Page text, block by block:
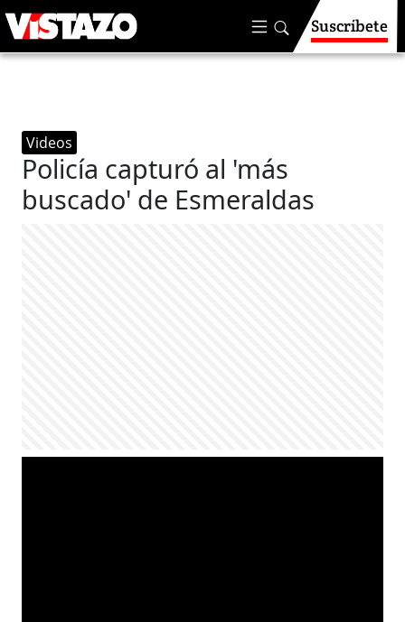
Suscríbete
Videos
Policía capturó al 'más
buscado' de Esmeraldas